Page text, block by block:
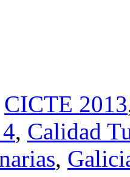
CICTE 2013
, Calidad
,